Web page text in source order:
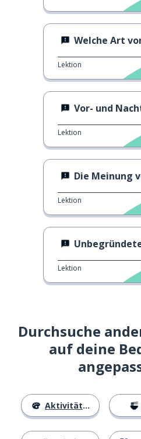
Welche Art von
Lektion
Vor- und
Lektion
Die Meinung
Lektion
Lektion
Durchsuche
auf deine
Aktivitäten